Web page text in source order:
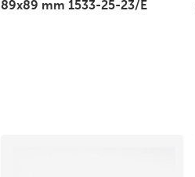
89x89 mm 1533-25-23/E